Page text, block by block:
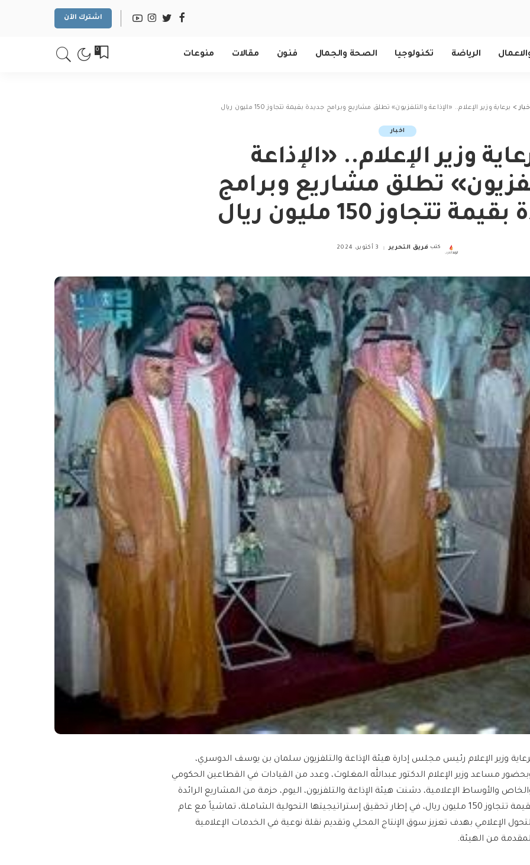
اشترك الآن
الرياضة تكنولوجيا الصحة والجمال فنون مقالات منوعات 0
> برعاية وزير الإعلام.. «الإذاعة والتلفزيون» تطلق مشاريع وبرامج جديدة بقيمة تتجاوز 150 مليون ريال
اخبار
وزير الإعلام.. «الإذاعة
تطلق مشاريع وبرامج
تتجاوز 150 مليون ريال
Posted
كتب فريق التحرير 3 أكتوبر، 2024
وزير الإعلام رئيس مجلس إدارة هيئة الإذاعة والتلفزيون سلمان بن يوسف الدوسري،
مساعد وزير الإعلام الدكتور عبدالله المغلوث، وعدد من القيادات في القطاعين الحكومي
والأوساط الإعلامية، دشنت هيئة الإذاعة والتلفزيون، اليوم، حزمة من المشاريع الرائدة
بقيمة تتجاوز 150 مليون ريال، في إطار تحقيق إستراتيجيتها التحولية الشاملة، تماشياً مع عام
الإعلامي بهدف تعزيز سوق الإنتاج المحلي وتقديم نقلة نوعية في الخدمات الإعلامية
من الهيئة.